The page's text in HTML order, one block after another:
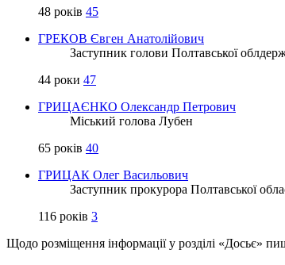
48 років 45
ГРЕКОВ Євген Анатолійович
Заступник голови Полтавської
44 роки 47
ГРИЦАЄНКО Олександр Петрович
Міський голова Лубен
65 років 40
ГРИЦАК Олег Васильович
Заступник прокурора Полтавської
116 років 3
Щодо розміщення інформації у розділі «Досьє»